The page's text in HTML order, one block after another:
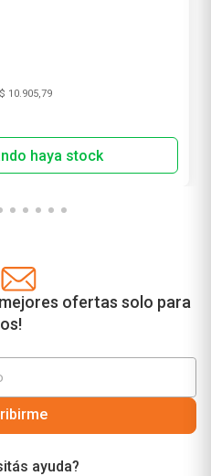
$ 10.905,79
ofertas solo para
ayuda?